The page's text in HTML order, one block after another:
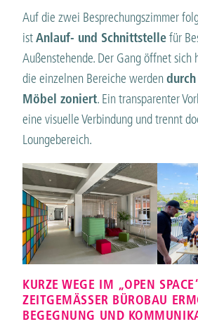
Auf die zwei Besprechungszimmer
istAnlauf- und Schnittstellefür
Außenstehende. Der Gang öffnet sich
die einzelnen Bereiche werden
Möbel zoniert. Ein transparenter
eine visuelle Verbindung und trennt
Loungebereich.
KURZE WEGE IM „OPEN
ZEITGEMÄSSER BÜROBAU
EGEGNUNG UND